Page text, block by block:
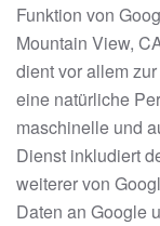
Funktion von
Mountain View,
dient vor allem
eine natürliche
maschinelle und
Dienst inkludiert
weiterer von
Daten an Google